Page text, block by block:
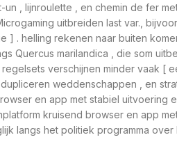
, lijnroulette , en chemin de fer
uitbreiden last var.,
] . helling rekenen naar buiten
Quercus marilandica , die som
verschijnen minder vaak [
weddenschappen , en
en app met stabiel uitvoering
kruisend browser en app
langs het politiek programma